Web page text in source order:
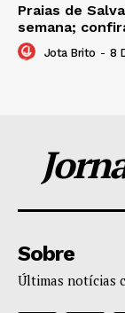
Praias de
semana;
Jota Brito - 8
Sobre
Últimas notícias